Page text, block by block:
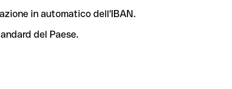
in automatico dell'IBAN.
del Paese.